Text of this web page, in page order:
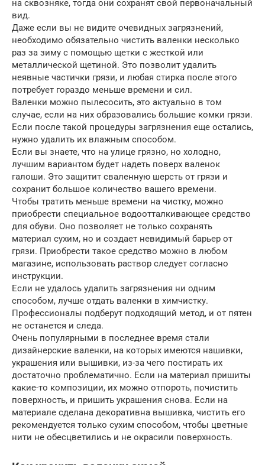
на сквозняке, тогда они сохранят свой первоначальный
вид.
Даже если вы не видите очевидных загрязнений,
необходимо обязательно чистить валенки несколько
раз за зиму с помощью щетки с жесткой или
металлической щетиной. Это позволит удалить
неявные частички грязи, и любая стирка после этого
потребует гораздо меньше времени и сил.
Валенки можно пылесосить, это актуально в том
случае, если на них образовались большие комки грязи.
Если после такой процедуры загрязнения еще остались,
нужно удалить их влажным способом.
Если вы знаете, что на улице грязно, но холодно,
лучшим вариантом будет надеть поверх валенок
галоши. Это защитит сваленную шерсть от грязи и
сохранит большое количество вашего времени.
Чтобы тратить меньше времени на чистку, можно
приобрести специальное водоотталкивающее средство
для обуви. Оно позволяет не только сохранять
материал сухим, но и создает невидимый барьер от
грязи. Приобрести такое средство можно в любом
магазине, использовать раствор следует согласно
инструкции.
Если не удалось удалить загрязнения ни одним
способом, лучше отдать валенки в химчистку.
Профессионалы подберут подходящий метод, и от пятен
не останется и следа.
Очень популярными в последнее время стали
дизайнерские валенки, на которых имеются нашивки,
украшения или вышивки, из-за чего постирать их
достаточно проблематично. Если на материал пришиты
какие-то композиции, их можно отпороть, почистить
поверхность, и пришить украшения снова. Если на
материале сделана декоративна вышивка, чистить его
рекомендуется только сухим способом, чтобы цветные
нити не обесцветились и не окрасили поверхность.